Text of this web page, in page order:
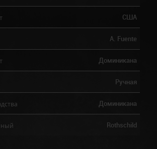
США
A. Fuente
Доминикана
Ручная
Доминикана
Rothschild